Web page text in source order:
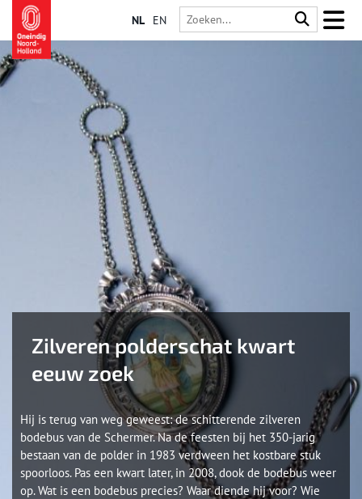
NL EN
Zilveren polderschat kwart
eeuw zoek
Hij is terug van weg geweest: de schitterende zilveren
bodebus van de Schermer. Na de feesten bij het 350-jarig
bestaan van de polder in 1983 verdween het kostbare stuk
spoorloos. Pas een kwart later, in 2008, dook de bodebus weer
op. Wat is een bodebus precies? Waar diende hij voor? Wie